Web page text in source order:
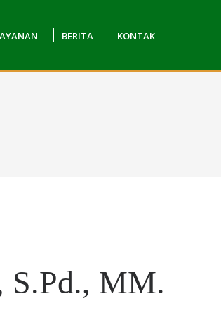
BERITA KONTAK
MM.